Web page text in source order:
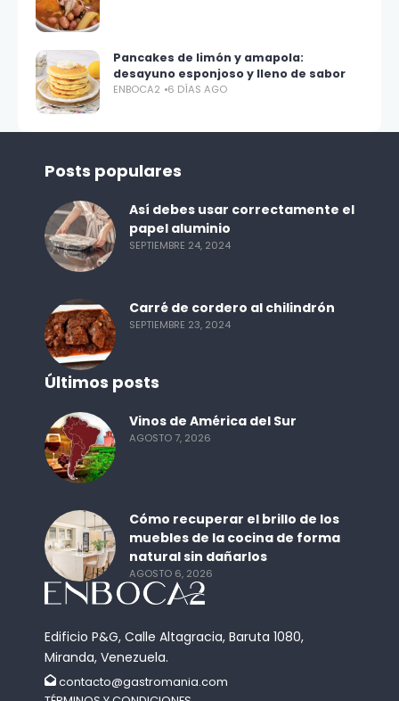
Pancakes de limón y amapola:
desayuno esponjoso y lleno de sabor
ENBOCA2 6 DÍAS AGO
Edificio P&G, Calle Altagracia, Baruta 1080,
Miranda, Venezuela.
contacto@gastromania.com
Posts populares
Así debes usar correctamente el
papel aluminio
SEPTIEMBRE 24, 2024
Carré de cordero al chilindrón
SEPTIEMBRE 23, 2024
Últimos posts
Vinos de América del Sur
AGOSTO 7, 2026
Cómo recuperar el brillo de los
muebles de la cocina de forma
natural sin dañarlos
AGOSTO 6, 2026